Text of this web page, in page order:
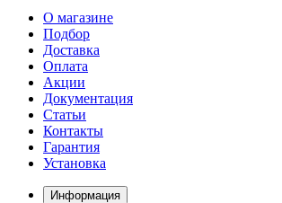
О магазине
Подбор
Доставка
Оплата
Акции
Документация
Статьи
Контакты
Гарантия
Установка
Информация